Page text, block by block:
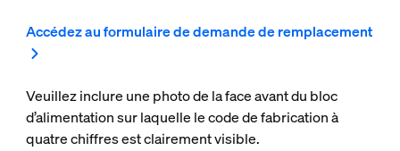
Accédez au formulaire de demande de remplacement
Veuillez inclure une photo de la face avant du bloc
d’alimentation sur laquelle le code de fabrication à
quatre chiffres est clairement visible.